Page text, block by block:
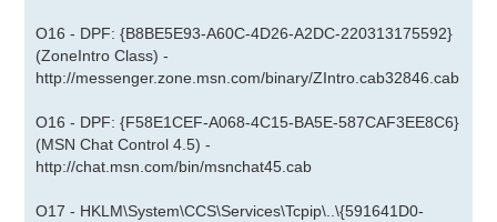
O16 - DPF: {B8BE5E93-A60C-4D26-A2DC-220313175592}
(ZoneIntro Class) -
http://messenger.zone.msn.com/binary/ZIntro.cab32846.cab
O16 - DPF: {F58E1CEF-A068-4C15-BA5E-587CAF3EE8C6}
(MSN Chat Control 4.5) -
http://chat.msn.com/bin/msnchat45.cab
O17 - HKLM\System\CCS\Services\Tcpip\..\{591641D0-